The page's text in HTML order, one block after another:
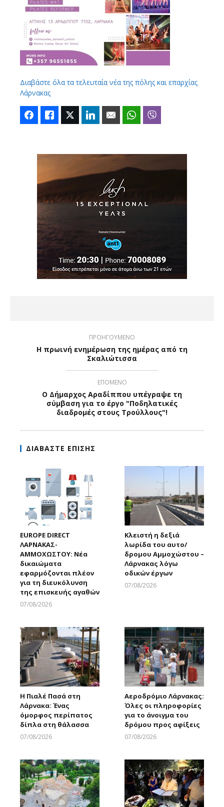
Διαβάστε όλα τα τελευταία νέα της πόλης και επαρχίας
Λάρνακας
FacebookLike Twitter LinkedIn Email WhatsApp
ΠΡΟΗΓΟΥΜΕΝΟ
Η πρωινή ενημέρωση της ημέρας από τη
Σκαλιώτισσα
ΕΠΟΜΕΝΟ
Ο Δήμαρχος Αραδίππου υπέγραψε τη
σύμβαση για το έργο "Ποδηλατικές
διαδρομές στους Τρούλλους"!
ΔΙΑΒΑΣΤΕ ΕΠΙΣΗΣ
EUROPE DIRECT
ΛΑΡΝΑΚΑΣ-
ΑΜΜΟΧΩΣΤΟΥ: Νέα
δικαιώματα
εφαρμόζονται πλέον
για τη διευκόλυνση
της επισκευής αγαθών
07/08/2026
Κλειστή η δεξιά
λωρίδα του αυτο/
δρομου Αμμοχώστου –
Λάρνακας λόγω
οδικών έργων
07/08/2026
Η Πιαλέ Πασά στη
Λάρνακα: Ένας
όμορφος περίπατος
δίπλα στη θάλασσα
07/08/2026
Αεροδρόμιο Λάρνακας:
Όλες οι πληροφορίες
για το άνοιγμα του
δρόμου προς αφίξεις
07/08/2026